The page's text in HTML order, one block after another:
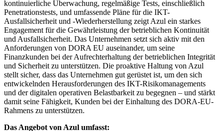
kontinuierliche Überwachung, regelmäßige Tests, einschließlich
Penetrationstests, und umfassende Pläne für die IKT-
Ausfallsicherheit und -Wiederherstellung zeigt Azul ein starkes
Engagement für die Gewährleistung der betrieblichen Kontinuität
und Ausfallsicherheit. Das Unternehmen setzt sich aktiv mit den
Anforderungen von DORA EU auseinander, um seine
Finanzkunden bei der Aufrechterhaltung der betrieblichen Integrität
und Sicherheit zu unterstützen. Die proaktive Haltung von Azul
stellt sicher, dass das Unternehmen gut gerüstet ist, um den sich
entwickelnden Herausforderungen des IKT-Risikomanagements
und der digitalen operativen Belastbarkeit zu begegnen – und stärkt
damit seine Fähigkeit, Kunden bei der Einhaltung des DORA-EU-
Rahmens zu unterstützen.
Das Angebot von Azul umfasst: